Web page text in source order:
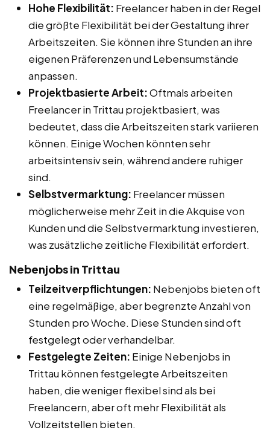
Hohe Flexibilität: Freelancer haben in der Regel
die größte Flexibilität bei der Gestaltung ihrer
Arbeitszeiten. Sie können ihre Stunden an ihre
eigenen Präferenzen und Lebensumstände
anpassen.
Projektbasierte Arbeit:Oftmals arbeiten
Freelancer in Trittau projektbasiert, was
bedeutet, dass die Arbeitszeiten stark variieren
können. Einige Wochen könnten sehr
arbeitsintensiv sein, während andere ruhiger
sind.
Selbstvermarktung: Freelancer müssen
möglicherweise mehr Zeit in die Akquise von
Kunden und die Selbstvermarktung investieren,
was zusätzliche zeitliche Flexibilität erfordert.
Nebenjobs in Trittau
Teilzeitverpflichtungen: Nebenjobs bieten oft
eine regelmäßige, aber begrenzte Anzahl von
Stunden pro Woche. Diese Stunden sind oft
festgelegt oder verhandelbar.
Festgelegte Zeiten: Einige Nebenjobs in
Trittau können festgelegte Arbeitszeiten
haben, die weniger flexibel sind als bei
Freelancern, aber oft mehr Flexibilität als
Vollzeitstellen bieten.